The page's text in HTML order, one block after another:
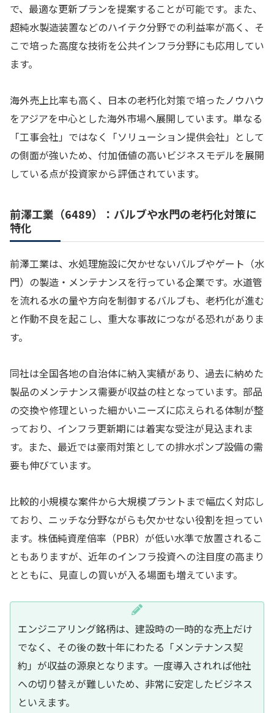
で、最適な更新プランを提案することが可能です。また、
超純水製造装置などのハイテク分野での利益率が高く、そ
こで培った高度な技術を公共インフラ分野にも応用してい
ます。
海外売上比率も高く、日本の老朽化対策で培ったノウハウ
をアジアを中心とした海外市場へ展開しています。単なる
「工事会社」ではなく「ソリューション提供会社」として
の側面が強いため、付加価値の高いビジネスモデルを展開
している点が投資家から評価されています。
前澤工業（6489）：バルブや水門の老朽化対策に
特化
前澤工業は、水処理施設に欠かせないバルブやゲート（水
門）の製造・メンテナンスを行っている企業です。水道管
を流れる水の量や方向を制御するバルブも、老朽化が進む
と作動不良を起こし、重大な事故につながる恐れがありま
す。
同社は全国各地の自治体に納入実績があり、過去に納めた
製品のメンテナンス需要が収益の柱となっています。部品
の交換や修理といった細かいニーズに応えられる体制が整
っており、インフラ更新期には着実な受注が見込まれま
す。また、最近では豪雨対策としての排水ポンプ設備の需
要も伸びています。
比較的小規模な案件から大規模プラントまで幅広く対応し
ており、ニッチな分野ながらも欠かせない役割を担ってい
ます。株価純資産倍率（PBR）が低い水準で放置されるこ
ともありますが、近年のインフラ投資への注目度の高まり
とともに、見直しの買いが入る場面も増えています。
エンジニアリング銘柄は、建設時の一時的な売上だけ
でなく、その後の数十年にわたる「メンテナンス契
約」が収益の源泉となります。一度導入されれば他社
への切り替えが難しいため、非常に安定したビジネス
といえます。